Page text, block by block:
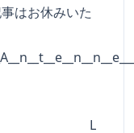
はお休みいた
L